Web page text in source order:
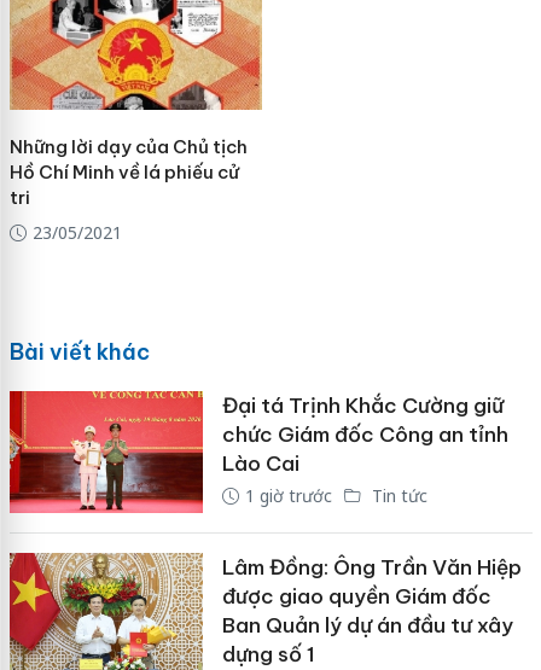
Những lời dạy của Chủ tịch
Hồ Chí Minh về lá phiếu cử
tri
23/05/2021
Bài viết khác
Đại tá Trịnh Khắc Cường giữ
chức Giám đốc Công an tỉnh
Lào Cai
1 giờ trước Tin tức
Lâm Đồng: Ông Trần Văn Hiệp
được giao quyền Giám đốc
Ban Quản lý dự án đầu tư xây
dựng số 1